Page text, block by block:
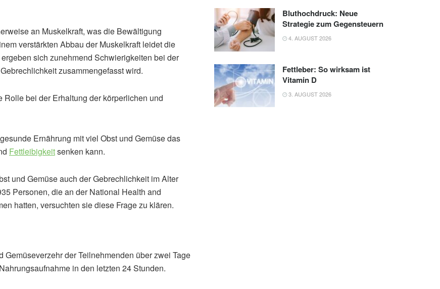
an Muskelkraft, was die Bewältigung
verstärkten Abbau der Muskelkraft leidet die
sich zunehmend Schwierigkeiten bei der
zusammengefasst wird.
Rolle bei der Erhaltung der körperlichen und
Ernährung mit viel Obst und Gemüse das
Fettleibigkeitsenken kann.
und Gemüse auch der Gebrechlichkeit im Alter
Personen, die an der National Health and
hatten, versuchten sie diese Frage zu klären.
der Teilnehmenden über zwei Tage
in den letzten 24 Stunden.
Bluthochdruck: Neue
Strategie zum Gegensteuern
4. AUGUST 2026
Fettleber: So wirksam ist
Vitamin D
3. AUGUST 2026